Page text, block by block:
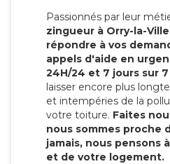
Passionnés par leur
zingueur à Orry-la-Ville
répondre à vos
appels d'aide en
24H/24 et 7 jours sur 7
laisser encore plus
et intempéries de la
votre toiture. Faites
nous sommes proche
jamais, nous pensons
et de votre logement.